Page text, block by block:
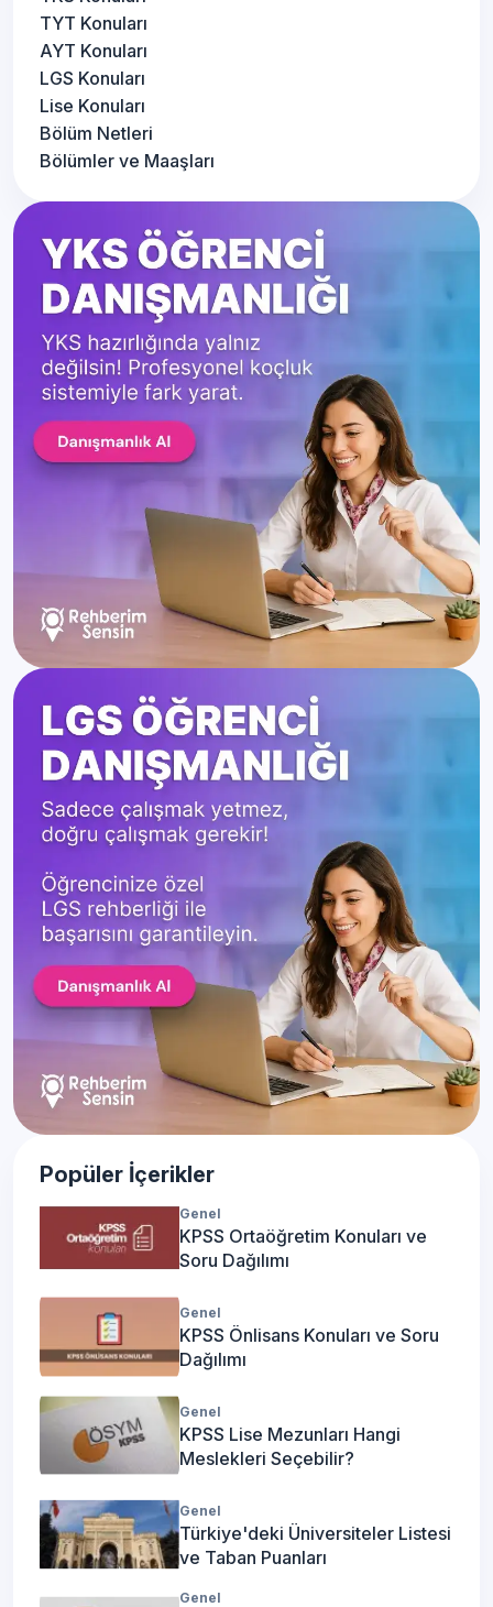
TYT Konuları
AYT Konuları
LGS Konuları
Lise Konuları
Bölüm Netleri
Bölümler ve Maaşları
Popüler İçerikler
Genel
KPSS Ortaöğretim Konuları ve
Soru Dağılımı
Genel
KPSS Önlisans Konuları ve Soru
Dağılımı
Genel
KPSS Lise Mezunları Hangi
Meslekleri Seçebilir?
Genel
Türkiye'deki Üniversiteler Listesi
ve Taban Puanları
Genel